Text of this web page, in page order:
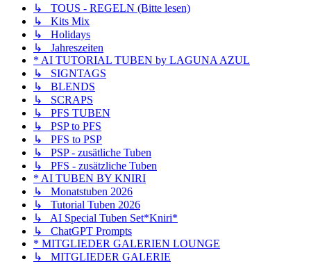
↳ TOUS - REGELN (Bitte lesen)
↳ Kits Mix
↳ Holidays
↳ Jahreszeiten
* AI TUTORIAL TUBEN by LAGUNA AZUL
↳ SIGNTAGS
↳ BLENDS
↳ SCRAPS
↳ PFS TUBEN
↳ PSP to PFS
↳ PFS to PSP
↳ PSP - zusätliche Tuben
↳ PFS - zusätzliche Tuben
* AI TUBEN BY KNIRI
↳ Monatstuben 2026
↳ Tutorial Tuben 2026
↳ AI Special Tuben Set*Kniri*
↳ ChatGPT Prompts
* MITGLIEDER GALERIEN LOUNGE
↳ MITGLIEDER GALERIE